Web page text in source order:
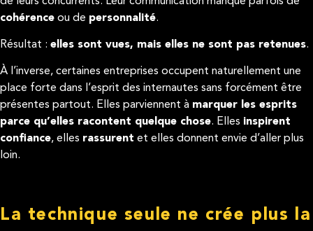
cohérence ou de personnalité.
Résultat : elles sont vues, mais elles ne sont pas retenues.
À l’inverse, certaines entreprises occupent naturellement une
place forte dans l’esprit des internautes sans forcément être
présentes partout. Elles parviennent à marquer les esprits
parce qu’elles racontent quelque chose. Elles inspirent
confiance, elles rassurent et elles donnent envie d’aller plus
loin.
La technique seule ne crée plus la